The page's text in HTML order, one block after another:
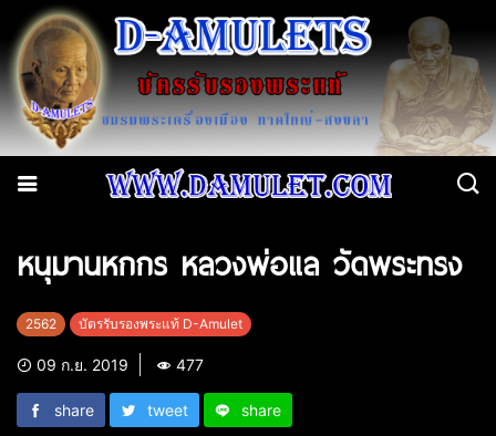
หนุมานหกกร หลวงพ่อแล วัดพระทรง
2562 บัตรรับรองพระแท้ D-Amulet
09 ก.ย. 2019 477
share tweet share